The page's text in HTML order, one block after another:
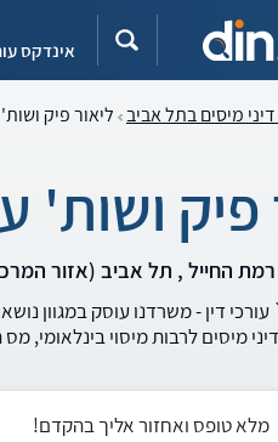
אינדקס
דיני מיסים בתל אביב ליאור פיק ושות'
פיק ושות'
עורכי דין - משרדנו עוסק במגוון
מיסים לרבות מיסוי
מלא טופס ואחזור אליך בהקדם!